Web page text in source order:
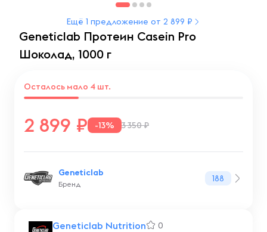
Ещё 1 предложение от 2 899 ₽
Geneticlab Протеин Casein Pro
Шоколад, 1000 г
Geneticlab Nutrition 0
2 899 -13% 3 350 ₽
Осталось мало 4 шт.
Geneticlab
Бренд
188